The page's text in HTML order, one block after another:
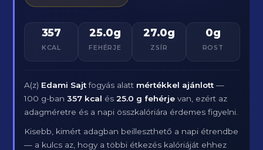
357
KCAL
25.0g
FEHÉRJE
27.0g
ZSÍR
0g
ROST
A(z) Edami Sajtfogyás alatt mértékkel ajánlott —
100 g-ban357 kcal és25.0 g fehérje van, ezért az
adagméretre és a napi összkalóriára érdemes figyelni.
Kisebb, kimért adagban beilleszthető a napi étrendbe
— a kulcs az, hogy a többi étkezés kalóriáját ehhez